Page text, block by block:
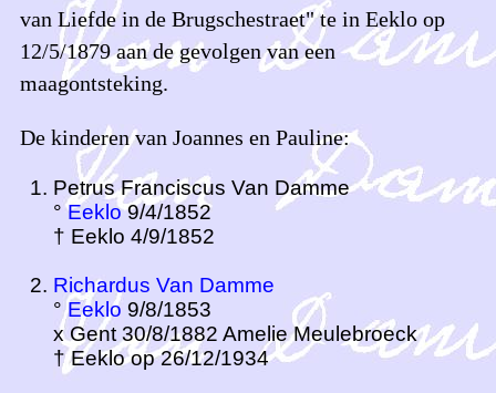
van Liefde in de Brugschestraet" te in Eeklo op
12/5/1879 aan de gevolgen van een
maagontsteking.
De kinderen van Joannes en Pauline:
Petrus Franciscus Van Damme
°Eeklo9/4/1852
† Eeklo 4/9/1852
Richardus Van Damme
°Eeklo 9/8/1853
x Gent 30/8/1882 Amelie Meulebroeck
† Eeklo op 26/12/1934